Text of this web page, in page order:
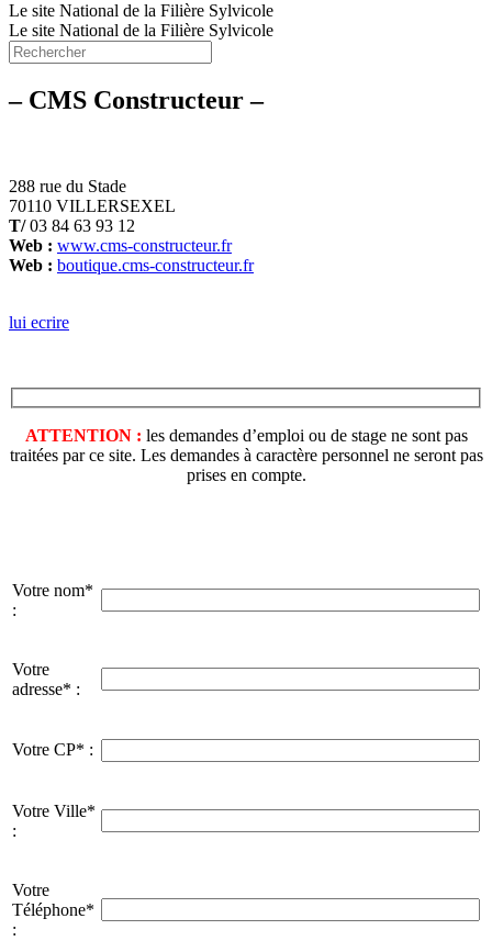
Le site National de la Filière Sylvicole
Le site National de la Filière Sylvicole
– CMS Constructeur –
288 rue du Stade
70110 VILLERSEXEL
T/03 84 63 93 12
Web : www.cms-constructeur.fr
Web : boutique.cms-constructeur.fr
lui ecrire
ATTENTION : les demandes d’emploi ou de stage ne sont pas
traitées par ce site. Les demandes à caractère personnel ne seront pas
prises en compte.
Votre nom*
:
Votre
adresse* :
Votre CP* :
Votre Ville*
:
Votre
Téléphone*
: